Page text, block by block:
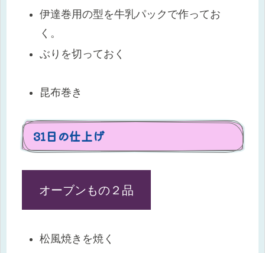
伊達巻用の型を牛乳パックで作ってお
く。
ぶりを切っておく
昆布巻き
31日の仕上げ
オーブンもの２品
松風焼きを焼く